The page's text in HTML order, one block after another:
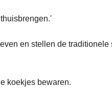
en stellen de
koekjes bewaren.